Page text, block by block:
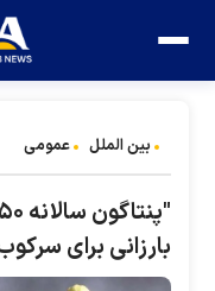
بین الملل عمومی
بارزانی برای